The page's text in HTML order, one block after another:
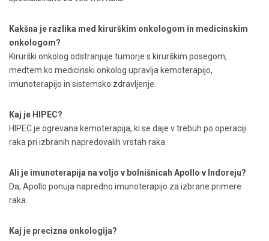
Kakšna je razlika med kirurškim onkologom in medicinskim
onkologom?
Kirurški onkolog odstranjuje tumorje s kirurškim posegom,
medtem ko medicinski onkolog upravlja kemoterapijo,
imunoterapijo in sistemsko zdravljenje.
Kaj je HIPEC?
HIPEC je ogrevana kemoterapija, ki se daje v trebuh po operaciji
raka pri izbranih napredovalih vrstah raka.
Ali je imunoterapija na voljo v bolnišnicah Apollo v Indoreju?
Da, Apollo ponuja napredno imunoterapijo za izbrane primere
raka.
Kaj je precizna onkologija?